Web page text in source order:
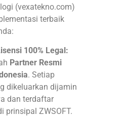
(vexatekno.com)
terbaik
:
100% Legal:
Partner Resmi
. Setiap
dikeluarkan dijamin
dan terdaftar
prinsipal ZWSOFT.